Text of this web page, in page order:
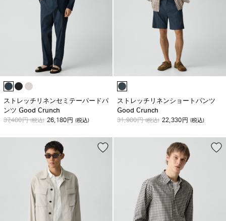
ストレッチリネンセミテーパードパ
ンツ Good Crunch
37,400円(税込) 26,180円 (税込)
ストレッチリネンショートパンツ
Good Crunch
31,900円(税込) 22,330円 (税込)